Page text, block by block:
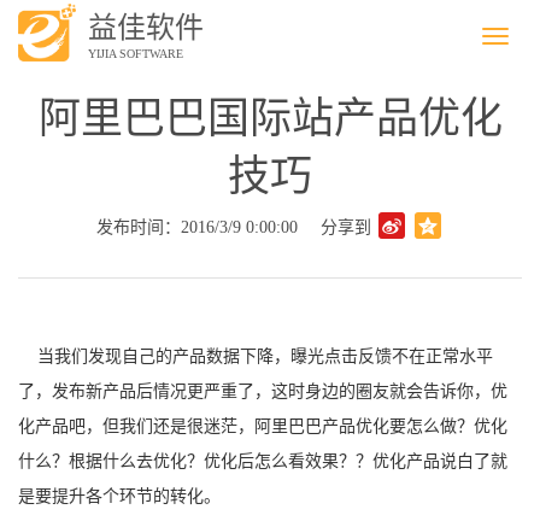
Menu
益佳软件
YIJIA SOFTWARE
阿里巴巴国际站产品优化
技巧
发布时间：2016/3/9 0:00:00 分享到
当我们发现自己的产品数据下降，曝光点击反馈不在正常水平
了，发布新产品后情况更严重了，这时身边的圈友就会告诉你，优
化产品吧，但我们还是很迷茫，阿里巴巴产品优化要怎么做？优化
什么？根据什么去优化？优化后怎么看效果？？ 优化产品说白了就
是要提升各个环节的转化。